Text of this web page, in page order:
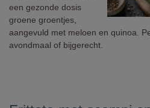
een gezonde dosis
groene groentjes,
aangevuld met meloen en quinoa.
avondmaal of bijgerecht.